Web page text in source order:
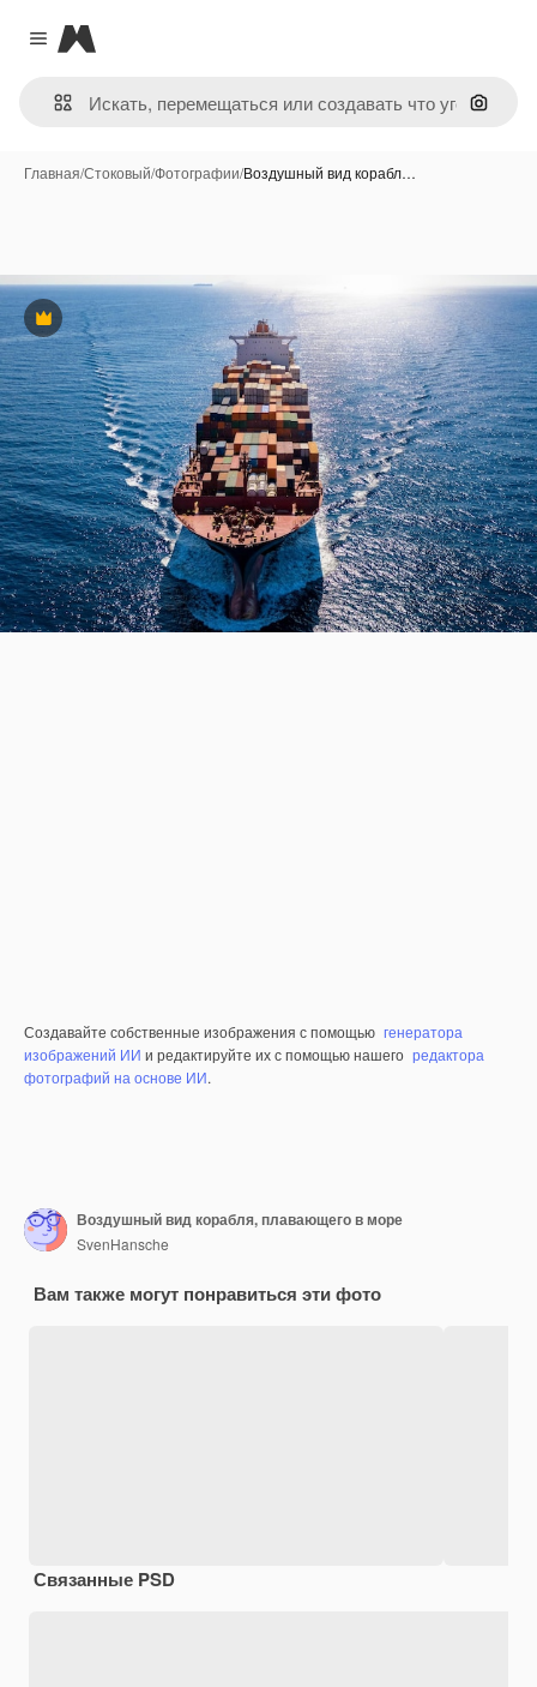
Close menu
Magnific
Поиск
Главная/Стоковый/Фотографии/Воздушный вид корабл…
Премиум
Создавайте собственные изображения с помощью генератора
изображений ИИ и редактируйте их с помощью нашего редактора
фотографий на основе ИИ.
Воздушный вид корабля, плавающего в море
SvenHansche
Вам также могут понравиться эти фото
Связанные PSD